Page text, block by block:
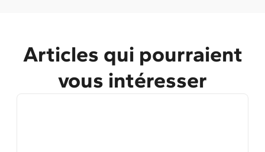
Articles qui pourraient
vous intéresser